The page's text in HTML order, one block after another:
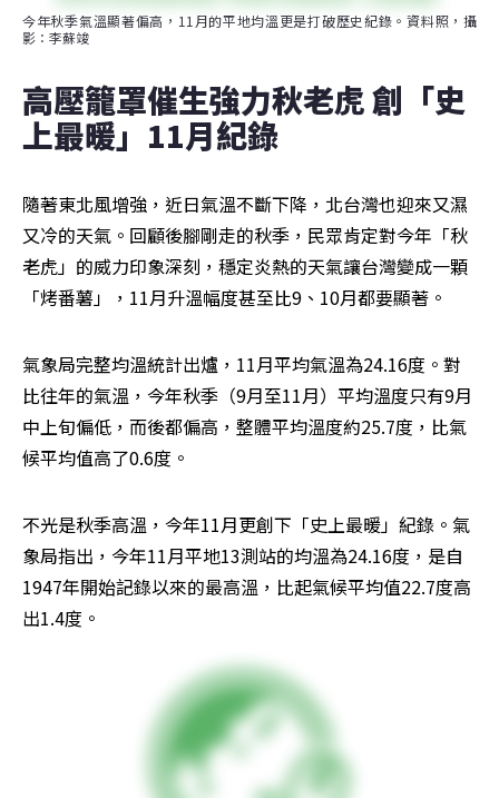
今年秋季氣溫顯著偏高，11月的平地均溫更是打破歷史紀錄。資料照，攝
影：李蘇竣
高壓籠罩催生強力秋老虎 創「史
上最暖」11月紀錄
隨著東北風增強，近日氣溫不斷下降，北台灣也迎來又濕
又冷的天氣。回顧後腳剛走的秋季，民眾肯定對今年「秋
老虎」的威力印象深刻，穩定炎熱的天氣讓台灣變成一顆
「烤番薯」，11月升溫幅度甚至比9、10月都要顯著。
氣象局完整均溫統計出爐，11月平均氣溫為24.16度。對
比往年的氣溫，今年秋季（9月至11月）平均溫度只有9月
中上旬偏低，而後都偏高，整體平均溫度約25.7度，比氣
候平均值高了0.6度。
不光是秋季高溫，今年11月更創下「史上最暖」紀錄。氣
象局指出，今年11月平地13測站的均溫為24.16度，是自
1947年開始記錄以來的最高溫，比起氣候平均值22.7度高
出1.4度。